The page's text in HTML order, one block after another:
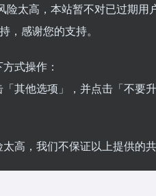
险太高，本站暂不对已过期
，感谢您的支持。
式操作：
「其他选项」，并点击「不要
高，我们不保证以上提供的